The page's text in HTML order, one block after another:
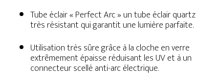
Tube éclair « Perfect Arc » un tube éclair quartz
très résistant qui garantit une lumière parfaite.
Utilisation très sûre grâce à la cloche en verre
extrêmement épaisse réduisant les UV et à un
connecteur scellé anti-arc électrique.